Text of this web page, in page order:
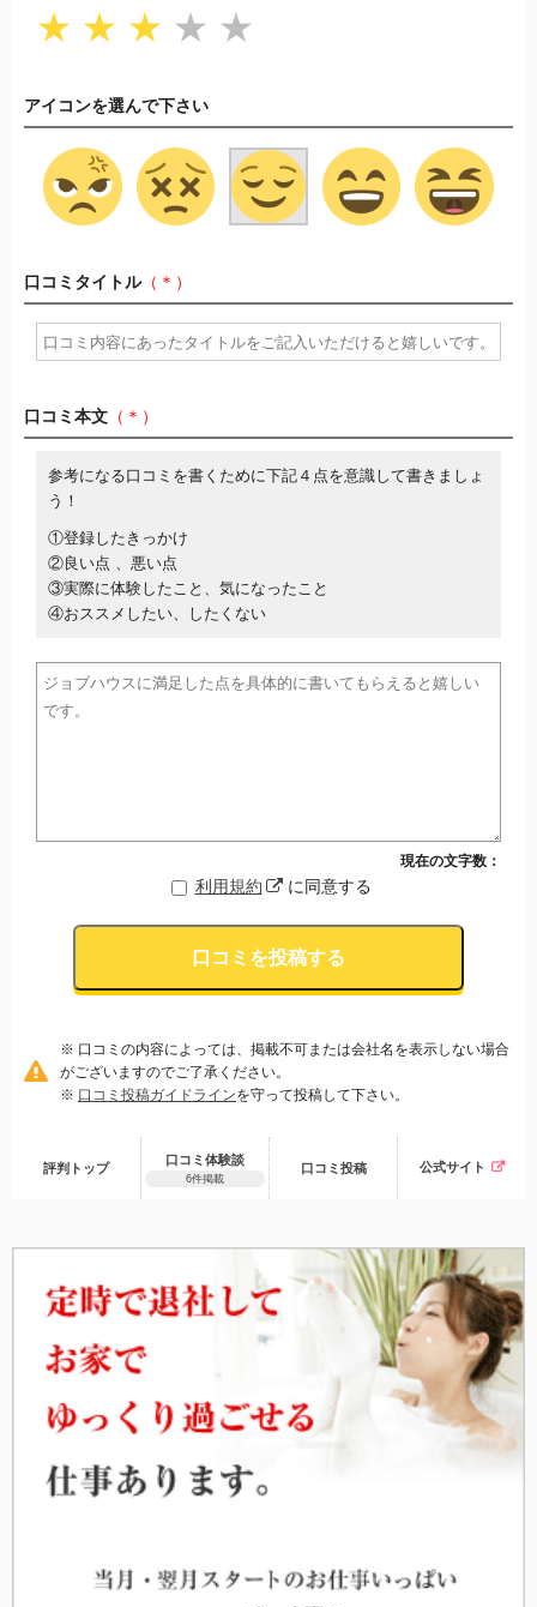
★ ★ ★ ★ ★
アイコンを選んで下さい
口コミタイトル（＊）
口コミ本文 （＊）
参考になる口コミを書くために下記４点を意識して書きましょ
う！
①登録したきっかけ
②良い点 、悪い点
③実際に体験したこと、気になったこと
④おススメしたい、したくない
現在の文字数：
利用規約 に同意する
口コミを投稿する
※ 口コミの内容によっては、掲載不可または会社名を表示しない場合
がございますのでご了承ください。
※ 口コミ投稿ガイドラインを守って投稿して下さい。
評判トップ
口コミ体験談
6件掲載
口コミ 投稿 公式サイト